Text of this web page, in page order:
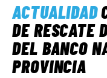
ACTUALIDAD
DE RESCATE
DEL BANCO
PROVINCIA